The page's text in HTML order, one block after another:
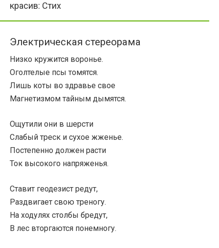
красив: Стих
Электрическая стереорама
Низко кружится воронье.
Оголтелые псы томятся.
Лишь коты во здравье свое
Магнетизмом тайным дымятся.
Ощутили они в шерсти
Слабый треск и сухое жженье.
Постепенно должен расти
Ток высокого напряженья.
Ставит геодезист редут,
Раздвигает свою треногу.
На ходулях столбы бредут,
В лес вторгаются понемногу.